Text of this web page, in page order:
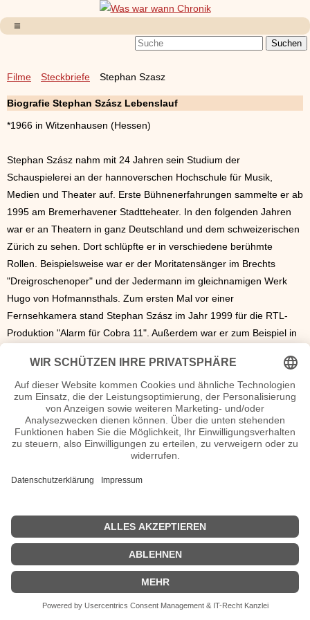
Filme Steckbriefe Stephan Szasz
Biografie Stephan Szász Lebenslauf
*1966 in Witzenhausen (Hessen)
Stephan Szász nahm mit 24 Jahren sein Studium der
Schauspielerei an der hannoverschen Hochschule für Musik,
Medien und Theater auf. Erste Bühnenerfahrungen sammelte er ab
1995 am Bremerhavener Stadtteheater. In den folgenden Jahren
war er an Theatern in ganz Deutschland und dem schweizerischen
Zürich zu sehen. Dort schlüpfte er in verschiedene berühmte
Rollen. Beispielsweise war er der Moritatensänger im Brechts
"Dreigroschenoper" und der Jedermann im gleichnamigen Werk
Hugo von Hofmannsthals. Zum ersten Mal vor einer
Fernsehkamera stand Stephan Szász im Jahr 1999 für die RTL-
Produktion "Alarm für Cobra 11". Außerdem war er zum Beispiel in
Filmen und der Serie "Tiere bis unters Dach" zu sehen. 2017
spielte er außerdem eine der Hauptrollen im ZDF-Zweiteiler
"Taunus Krimi – Im Wald". Außerdem bekleidet der in Berlin
lebende Szász an der Schauspielschule Charlottenburg eine
Schauspiel-Dozentur.
n.n.v. - Die offizielle Stephan Szász Homepage / Facebook / X /
Movies Stephan Szász Filme
| © 2013–2023 was-war-wann.de. Alle Rechte vorbehalten. |
Impressum | Kurzbio | Vita | Herkunft |